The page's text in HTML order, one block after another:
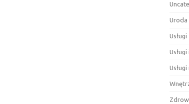
Uroda
Usługi